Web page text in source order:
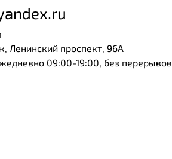
Ленинский проспект, 96А
09:00-19:00, без перерывов